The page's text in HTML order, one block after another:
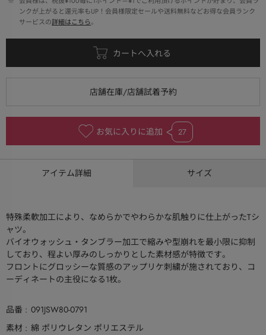
ンクが上がると還元率もUP！会員様限定セールや送料無料などお得な会員ランク
サービスの詳細はこちら。
お気に入りに追加 27
アイテム詳細 サイズ
特殊柔軟加工により、なめらかでやわらかな肌触りに仕上がったTシ
ャツ。
バイオウォッシュ・タンブラー加工で縮みや型崩れを最小限に抑制
しており、程よい厚みのしっかりとした素材感が特徴です。
フロントにグロッシーな質感のアップリケ刺繍が施されており、コ
ーディネートの主役になる1枚。
品番
091JSW80-0791
素材
綿 ポリウレタン ポリエステル